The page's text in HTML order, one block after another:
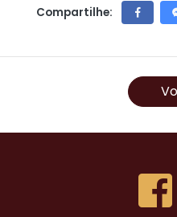
Compartilhe: